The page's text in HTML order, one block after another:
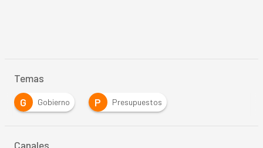
Temas
G
Gobierno P Presupuestos
Canales